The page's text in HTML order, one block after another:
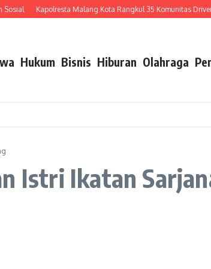
Kapolresta Malang Kota Rangkul 35 Komunitas Driver
Hukum Bisnis Hiburan Olahraga
Istri Ikatan